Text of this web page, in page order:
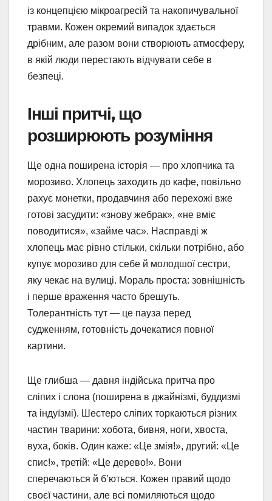
із концепцією мікроагресій та накопичувальної
травми. Кожен окремий випадок здається
дрібним, але разом вони створюють атмосферу,
в якій люди перестають відчувати себе в
безпеці.
Інші притчі, що
розширюють розуміння
Ще одна поширена історія — про хлопчика та
морозиво. Хлопець заходить до кафе, повільно
рахує монетки, продавчиня або перехожі вже
готові засудити: «знову жебрак», «не вміє
поводитися», «займе час». Насправді ж
хлопець має рівно стільки, скільки потрібно, або
купує морозиво для себе й молодшої сестри,
яку чекає на вулиці. Мораль проста: зовнішність
і перше враження часто брешуть.
Толерантність тут — це пауза перед
судженням, готовність дочекатися повної
картини.
Ще глибша — давня індійська притча про
сліпих і слона (поширена в джайнізмі, буддизмі
та індуїзмі). Шестеро сліпих торкаються різних
частин тварини: хобота, бивня, ноги, хвоста,
вуха, боків. Один каже: «Це змія!», другий: «Це
спис!», третій: «Це дерево!». Вони
сперечаються й б’ються. Кожен правий щодо
своєї частини, але всі помиляються щодо